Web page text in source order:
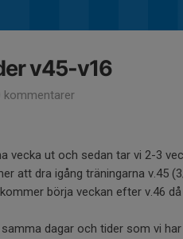
v45-v16
kommentarer
vecka ut och sedan tar vi 2-3
att dra igång träningarna v.45
börja veckan efter v.46
dagar och tider som vi